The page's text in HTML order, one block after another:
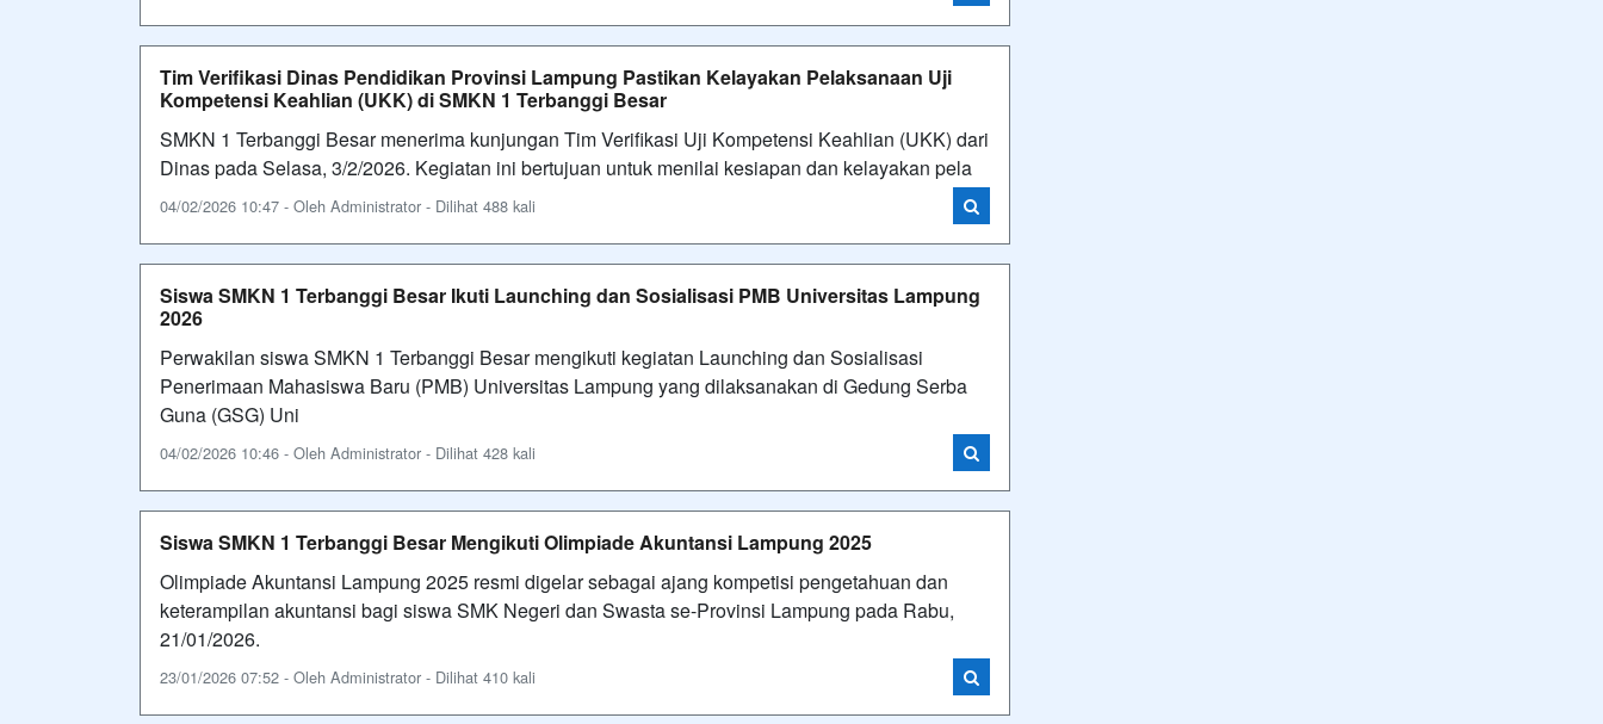
Tim Verifikasi Dinas Pendidikan Provinsi Lampung Pastikan Kelayakan Pelaksanaan Uji
Kompetensi Keahlian (UKK) di SMKN 1 Terbanggi Besar
SMKN 1 Terbanggi Besar menerima kunjungan Tim Verifikasi Uji Kompetensi Keahlian (UKK) dari
Dinas pada Selasa, 3/2/2026. Kegiatan ini bertujuan untuk menilai kesiapan dan kelayakan pela
04/02/2026 10:47 - Oleh Administrator - Dilihat 488 kali
Siswa SMKN 1 Terbanggi Besar Ikuti Launching dan Sosialisasi PMB Universitas Lampung
2026
Perwakilan siswa SMKN 1 Terbanggi Besar mengikuti kegiatan Launching dan Sosialisasi
Penerimaan Mahasiswa Baru (PMB) Universitas Lampung yang dilaksanakan di Gedung Serba
Guna (GSG) Uni
04/02/2026 10:46 - Oleh Administrator - Dilihat 428 kali
Siswa SMKN 1 Terbanggi Besar Mengikuti Olimpiade Akuntansi Lampung 2025
Olimpiade Akuntansi Lampung 2025 resmi digelar sebagai ajang kompetisi pengetahuan dan
keterampilan akuntansi bagi siswa SMK Negeri dan Swasta se-Provinsi Lampung pada Rabu,
21/01/2026.
23/01/2026 07:52 - Oleh Administrator - Dilihat 410 kali